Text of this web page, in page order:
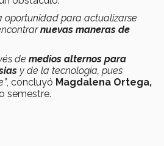
oportunidad para actualizarse
nuevas maneras de
de medios alternos para
y de la tecnología, pues
, concluyó Magdalena Ortega,
semestre.